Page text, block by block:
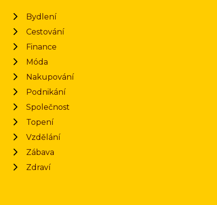
Bydlení
Cestování
Finance
Móda
Nakupování
Podnikání
Společnost
Topení
Vzdělání
Zábava
Zdraví